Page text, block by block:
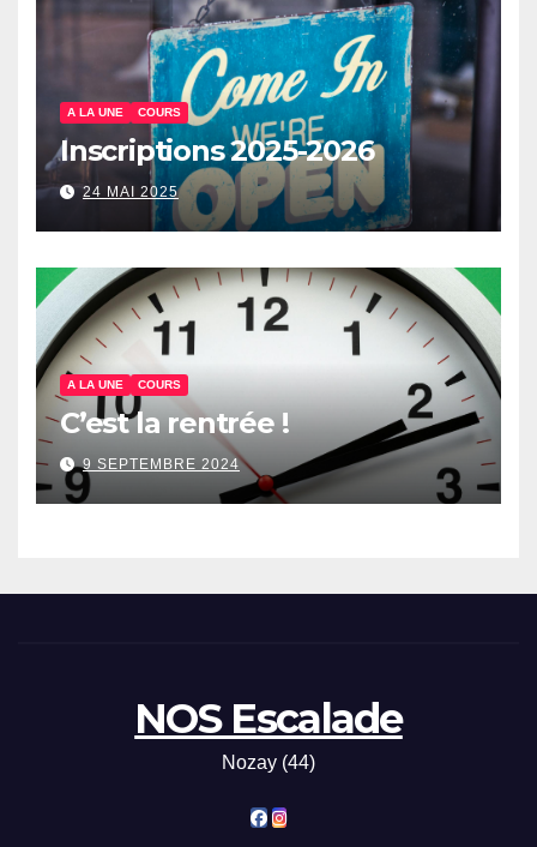
A LA UNE COURS
Inscriptions 2025-2026
24 MAI 2025
A LA UNE COURS
C’est la rentrée !
9 SEPTEMBRE 2024
NOS Escalade
Nozay (44)